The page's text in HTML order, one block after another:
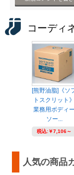
コーディ
[熊野油脂]《ソ
トスクリット》
業務用ボディー
ソー...
税込:￥7,106～
人気の商品